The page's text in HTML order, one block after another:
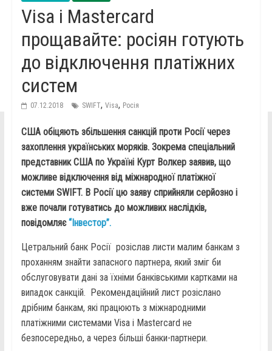
Visa і Mastercard
прощавайте: росіян готують
до відключення платіжних
систем
07.12.2018 SWIFT, Visa, Росія
США обіцяють збільшення санкцій проти Росії через
захоплення українських моряків. Зокрема спеціальний
представник США по Україні Курт Волкер заявив, що
можливе відключення від міжнародної платіжної
системи SWIFT. В Росії цю заяву сприйняли серйозно і
вже почали готуватись до можливих наслідків,
повідомляє“Інвестор”.
Цетральний банк Росії розіслав листи малим банкам з
проханням знайти запасного партнера, який зміг би
обслуговувати дані за їхніми банківськими картками на
випадок санкцій. Рекомендаційний лист розіслано
дрібним банкам, які працюють з міжнародними
платіжними системами Visa і Mastercard не
безпосередньо, а через більші банки-партнери.